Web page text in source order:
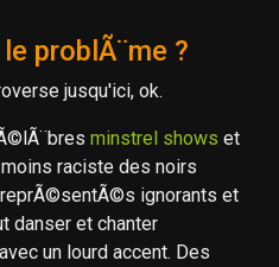
problÃ¨me ?
jusqu'ici, ok.
minstrel shows et
raciste des noirs
ignorants et
danser et chanter
un lourd accent. Des